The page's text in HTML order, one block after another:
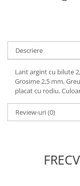
Descriere
Lant argint cu bilute
Grosime 2,5 mm,
placat cu rodiu.
Review-uri(0)